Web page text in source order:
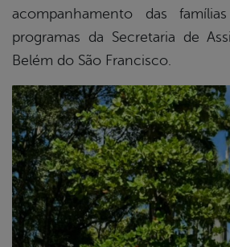
acompanhamento das
programas da Secretaria de
Belém do São Francisco.